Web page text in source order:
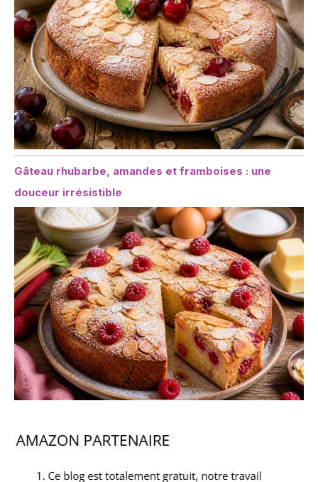
Gâteau rhubarbe, amandes et framboises : une
douceur irrésistible